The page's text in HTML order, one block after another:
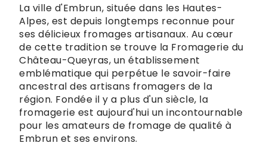
La ville d'Embrun, située dans les Hautes-
Alpes, est depuis longtemps reconnue pour
ses délicieux fromages artisanaux. Au cœur
de cette tradition se trouve la Fromagerie du
Château-Queyras, un établissement
emblématique qui perpétue le savoir-faire
ancestral des artisans fromagers de la
région. Fondée il y a plus d'un siècle, la
fromagerie est aujourd'hui un incontournable
pour les amateurs de fromage de qualité à
Embrun et ses environs.